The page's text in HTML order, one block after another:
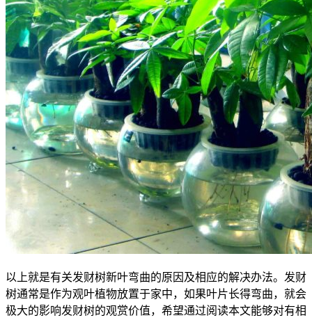
以上就是有关发财树新叶弯曲的原因及相应的解决办法。发财
树通常是作为观叶植物放置于家中，如果叶片长得弯曲，就会
极大的影响发财树的观赏价值，希望通过阅读本文能够对有相